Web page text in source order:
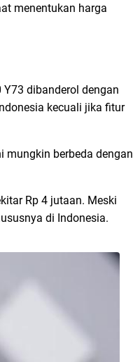
menentukan harga
dibanderol dengan
kecuali jika fitur
mungkin berbeda dengan
Rp 4 jutaan. Meski
di Indonesia.